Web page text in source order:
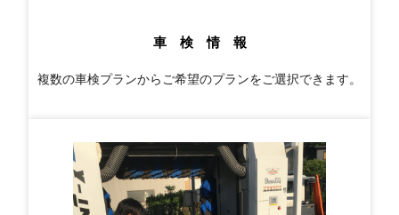
車 検 情 報
複数の車検プランからご希望のプランをご選択できます。